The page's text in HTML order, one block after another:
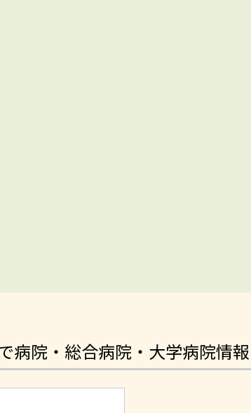
病院・総合病院・大学病院情